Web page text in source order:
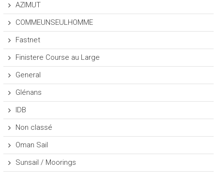
AZIMUT
COMMEUNSEULHOMME
Fastnet
Finistere Course au Large
General
Glénans
IDB
Non classé
Oman Sail
Sunsail / Moorings